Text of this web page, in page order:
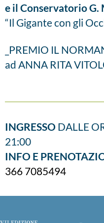
e il Conservatorio
“Il Gigante con gli
_PREMIO IL
ad ANNA RITA
INGRESSO DALLE
21:00
INFO E
366 7085494